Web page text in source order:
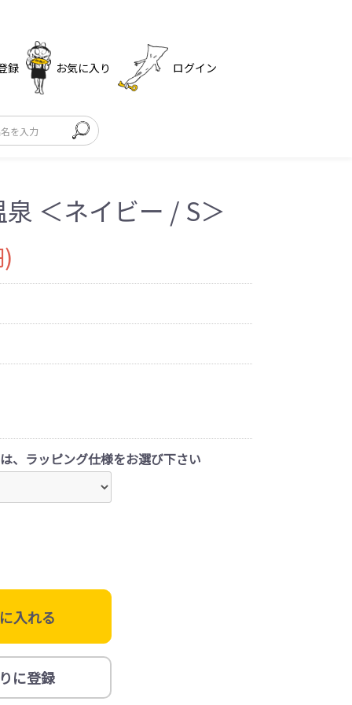
録 お気に入り ログイン
＜ネイビー / S＞
、ラッピング仕様をお選び下さい
入れる
に登録